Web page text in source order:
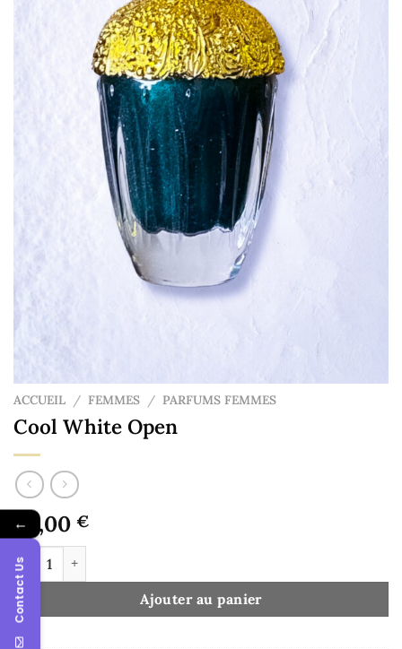
ACCUEIL / FEMMES / PARFUMS FEMMES
Cool White Open
50,00 €
quantité de Cool White Open
Ajouter au panier
←
Contact Us